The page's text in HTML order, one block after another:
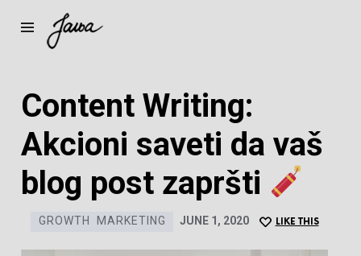
Janja
Content Writing:
Akcioni saveti da vaš
blog post zapršti
GROWTH MARKETING JUNE 1, 2020 LIKE THIS